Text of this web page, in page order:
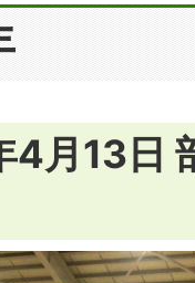
4月13日